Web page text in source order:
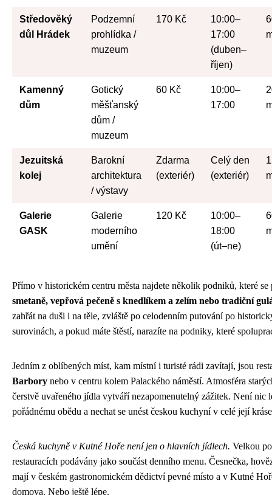
Středověký
důl Hrádek
Podzemní
prohlídka /
muzeum
170 Kč
10:00–
17:00
(duben–
říjen)
Kamenný
dům
Gotický
měšťanský
dům /
muzeum
60 Kč
10:00–
17:00
Jezuitská
kolej
Barokní
architektura
/ výstavy
Zdarma
(exteriér)
Celý den
(exteriér)
Galerie
GASK
Galerie
moderního
umění
120 Kč
10:00–
18:00
(út–ne)
Přímo v historickém centru města najdete několik podniků, které
smetaně, vepřová pečeně s knedlíkem a zelím nebo tradiční
zahřát na duši i na těle, zvláště po celodenním putování po
surovinách, a pokud máte štěstí, narazíte na podniky, které
Jedním z oblíbených míst, kam místní i turisté rádi zavítají, jsou
Barbory nebo v centru kolem Palackého náměstí. Atmosféra
čerstvě uvařeného jídla vytváří nezapomenutelný zážitek. Není
pořádnému obědu a nechat se unést českou kuchyní v celé její
Česká kuchyně v Kutné Hoře není jen o hlavních jídlech. Velkou
restauracích podávány jako součást denního menu. Česnečka,
mají v českém gastronomickém dědictví pevné místo a v Kutné
domova. Nebo ještě lépe.